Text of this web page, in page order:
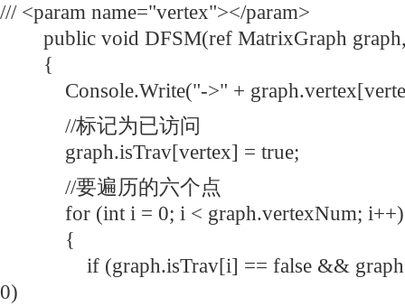
/// <param name="vertex"></param>
public void DFSM(ref MatrixGraph
{
Console.Write("->" +
//标记为已访问
graph.isTrav[vertex] = true;
//要遍历的六个点
for (int i = 0; i < graph.vertexNum; i++)
{
if (graph.isTrav[i] == false &&
0)